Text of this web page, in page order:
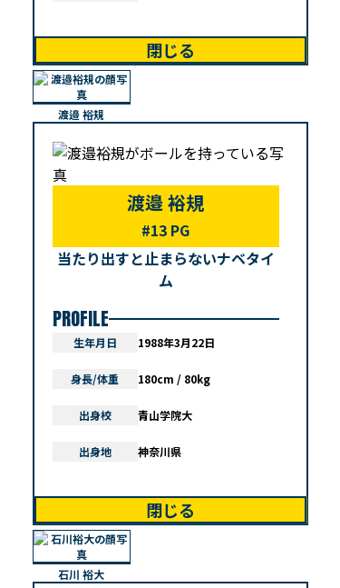
閉じる
渡邉 裕規
渡邉 裕規
#13 PG
当たり出すと止まらないナベタイ
ム
PROFILE
生年月日 1988年3月22日
身長/体重 180cm / 80kg
出身校 青山学院大
出身地 神奈川県
閉じる
石川 裕大